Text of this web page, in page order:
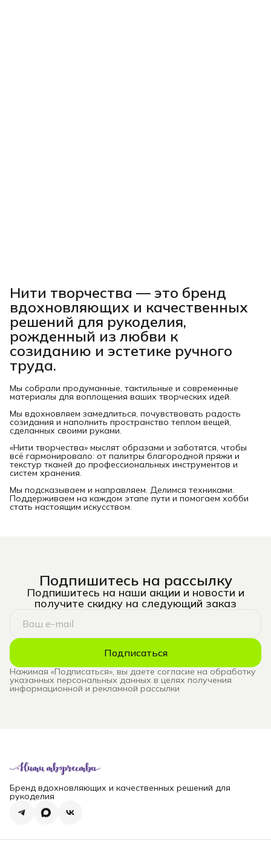
Нити творчества — это бренд
вдохновляющих и качественных
решений для рукоделия,
рожденный из любви к
созиданию и эстетике ручного
труда.
Мы собрали продуманные, тактильные и современные
материалы для воплощения ваших творческих идей.
Мы вдохновляем замедлиться, почувствовать радость
созидания и наполнить пространство теплом вещей,
сделанных своими руками.
«Нити творчества» мыслят образами и заботятся, чтобы
всё гармонировало: от палитры благородной пряжи и
текстур тканей до профессиональных инструментов и
систем хранения.
Мы подсказываем и направляем. Делимся техниками.
Поддерживаем на каждом этапе пути и помогаем хобби
стать настоящим искусством.
Подпишитесь на рассылку
Подпишитесь на наши акции и новости и
получите скидку на следующий заказ
Подписаться
Нажимая «Подписаться», вы даете согласие на обработку
указанных персональных данных в целях получения
информационной и рекламной рассылки
Бренд вдохновляющих и качественных решений для
рукоделия